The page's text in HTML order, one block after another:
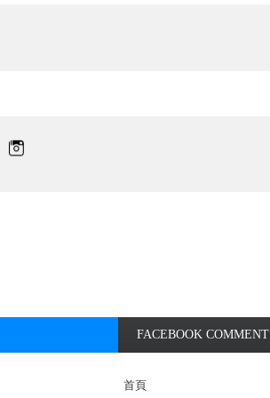
FACEBOOK COMMENT
首頁